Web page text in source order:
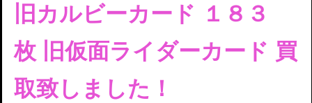
旧カルビーカード １８３
枚
旧仮面ライダーカード 買
取致しました！